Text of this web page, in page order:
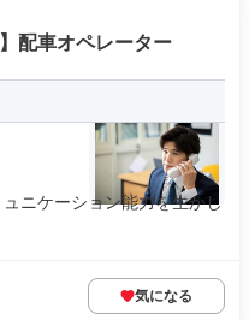
配車オペレーター
ニケーション能力を生かし
気になる